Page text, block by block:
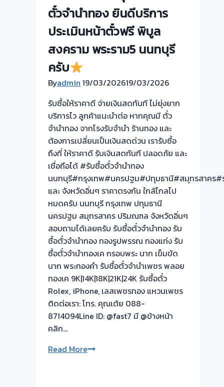
ทอง
นนทบุรี
กรุงเทพ
ปริมณฑล
ตั๋วจำนำทอง ยินดีบริการ
ประเมินหน้าตั๋วฟรี พิบูล
สงคราม พระราม5 นนทบุรี
ครับ
Byadmin 19/03/202619/03/2026
รับซื้อให้ราคาดี จ่ายเงินสดทันที ไม่ยุ่งยาก
บริการไว ลูกค้าแนะนำต่อ หากคุณมี ตั๋ว
จำนำทอง จากโรงรับจำนำ ร้านทอง และ
ต้องการเปลี่ยนเป็นเงินสดด่วน เรารับซื้อ
ถึงที่ ให้ราคาดี รับเงินสดทันที ปลอดภัย และ
เชื่อถือได้ #รับซื้อตั๋วจำนำทอง
นนทบุรี#กรุงเทพ#นครปฐม#ปทุมธานี#สมุทรสาคร#
และ จังหวัดอิ่นๆ ราคาตรงกัน ใกล้ไกลไป
หมดครับ นนทบุรี กรุงเทพ ปทุมธานี
นครปฐม สมุทรสาคร ปริมณฑล จังหวัดอิ่นๆ
สอบถามได้เลยครับ รับซื้อตั๋วจำนำทอง รับ
ซื้อตั๋วจำนำทอง ทองรูปพรรณ ทองแท่ง รับ
ซื้อตั๋วจำนำทองเค กรอบพระ นาก เข็มขัด
นาก พระทองคำ รับซื้อตั๋วจำนำเพชร พลอย
ทองเค 9K|14K|18K|21K|24K รับซื้อตั๋ว
Rolex, iPhone, เลสเพชรทอง แหวนเพชร
ติดต่อเรา: โทร. คุณเต้ย 088-
8714094Line ID: @fast7 มี @ข้างหน้า
คลิก…
Read Moreรับ